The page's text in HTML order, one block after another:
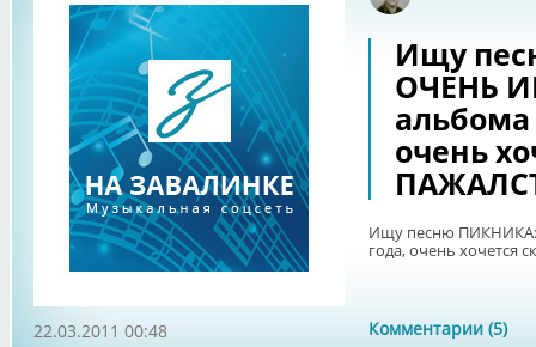
Ищу
ОЧЕНЬ
очень
Ищу песню
года, очень хочется
Комментарии (5)
22.03.2011 00:48